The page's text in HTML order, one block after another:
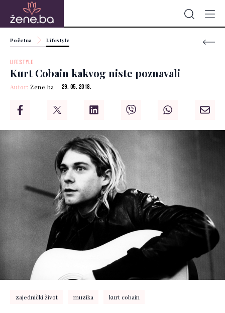
Početna Lifestyle
LIFESTYLE
Kurt Cobain kakvog niste poznavali
Autor:Žene.ba 29. 05. 2018.
zajednički život muzika kurt cobain